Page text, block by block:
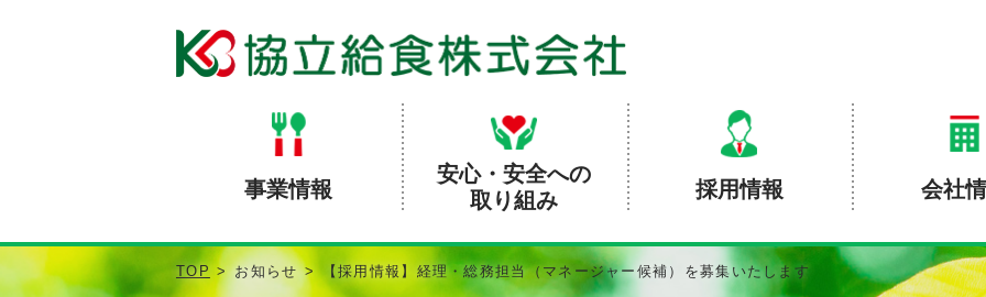
事業情報
安心・安全への
取り組み
採用情報 会社
TOP お知らせ 【採用情報】経理・総務担当（マネージャー候補）を募集いたします